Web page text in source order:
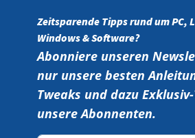
Zeitsparende Tipps rund um PC,
Windows & Software?
Abonniere unseren
nur unsere besten
Tweaks und dazu
unsere Abonnenten.